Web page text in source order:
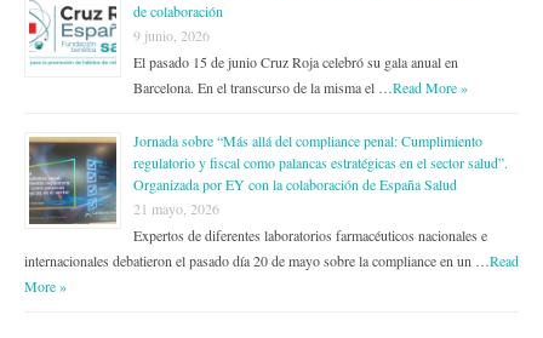
de colaboración
9 junio, 2026
El pasado 15 de junio Cruz Roja celebró su gala anual en
Barcelona. En el transcurso de la misma el … Read More »
Jornada sobre “Más allá del compliance penal: Cumplimiento
regulatorio y fiscal como palancas estratégicas en el sector salud”.
Organizada por EY con la colaboración de España Salud
21 mayo, 2026
Expertos de diferentes laboratorios farmacéuticos nacionales e
internacionales debatieron el pasado día 20 de mayo sobre la compliance en un … Read
More »